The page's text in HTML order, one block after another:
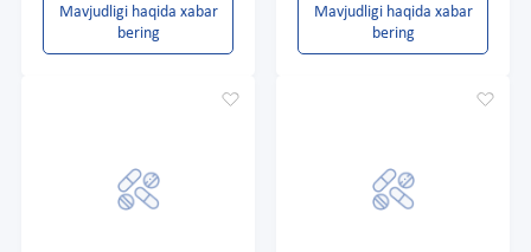
Mavjudligi haqida xabar
bering
Mavjudligi haqida xabar
bering